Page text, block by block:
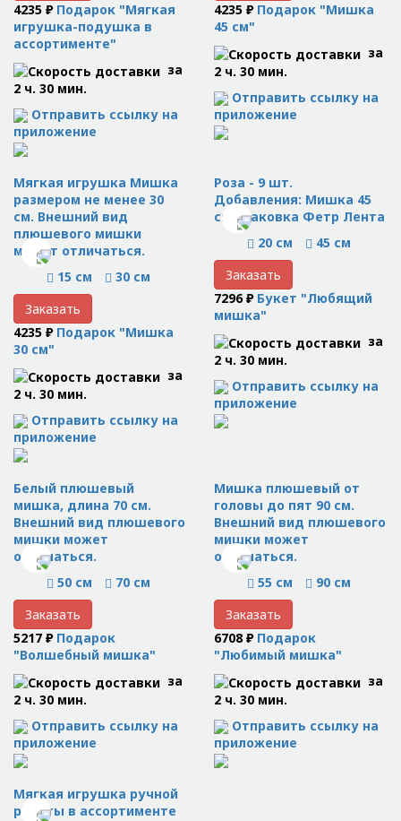
4235 ₽ Подарок "Мишка
45 см"
за
2 ч. 30 мин.
Отправить ссылку на
приложение
4235 ₽ Подарок "Мягкая
игрушка-подушка в
ассортименте"
за
2 ч. 30 мин.
Отправить ссылку на
приложение
Роза - 9 шт.
Добавления: Мишка 45
см Упаковка Фетр Лента
20 см
45 см
Заказать
7296 ₽ Букет "Любящий
мишка"
за
2 ч. 30 мин.
Отправить ссылку на
приложение
Мягкая игрушка Мишка
размером не менее 30
см. Внешний вид
плюшевого мишки
может отличаться.
15 см
30 см
Заказать
4235 ₽ Подарок "Мишка
30 см"
за
2 ч. 30 мин.
Отправить ссылку на
приложение
Белый плюшевый
мишка, длина 70 см.
Внешний вид плюшевого
мишки может
отличаться.
50 см
70 см
Заказать
5217 ₽ Подарок
"Волшебный мишка"
за
2 ч. 30 мин.
Отправить ссылку на
приложение
Мишка плюшевый от
головы до пят 90 см.
Внешний вид плюшевого
мишки может
отличаться.
55 см
90 см
Заказать
6708 ₽ Подарок
"Любимый мишка"
за
2 ч. 30 мин.
Отправить ссылку на
приложение
Мягкая игрушка ручной
работы в ассортименте